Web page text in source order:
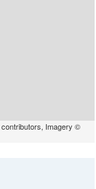
contributors, Imagery ©